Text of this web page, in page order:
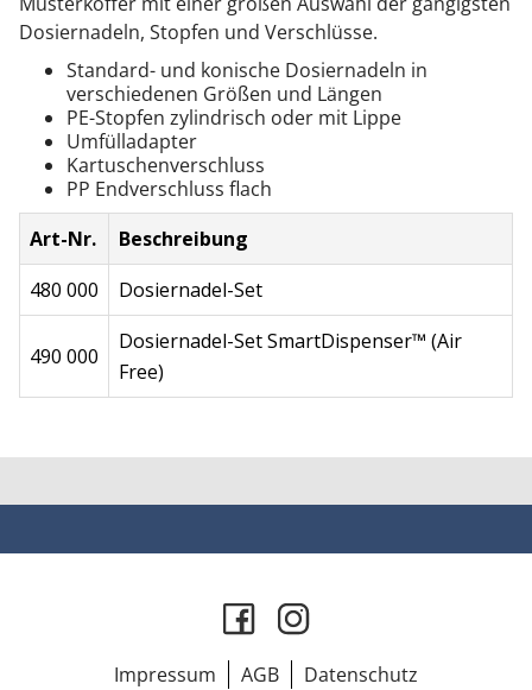
Dosiernadeln, Stopfen und Verschlüsse.
Standard- und konische Dosiernadeln in
verschiedenen Größen und Längen
PE-Stopfen zylindrisch oder mit Lippe
Umfülladapter
Kartuschenverschluss
PP Endverschluss flach
Art-Nr.
Beschreibung
480 000
Dosiernadel-Set
490 000
Dosiernadel-Set SmartDispenser™ (Air
Free)
Impressum AGB Datenschutz